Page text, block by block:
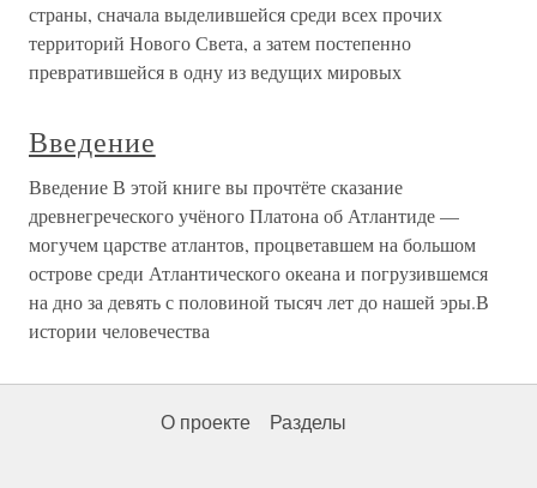
страны, сначала выделившейся среди всех прочих
территорий Нового Света, а затем постепенно
превратившейся в одну из ведущих мировых
Введение
Введение В этой книге вы прочтёте сказание
древнегреческого учёного Платона об Атлантиде —
могучем царстве атлантов, процветавшем на большом
острове среди Атлантического океана и погрузившемся
на дно за девять с половиной тысяч лет до нашей эры.В
истории человечества
О проекте Разделы